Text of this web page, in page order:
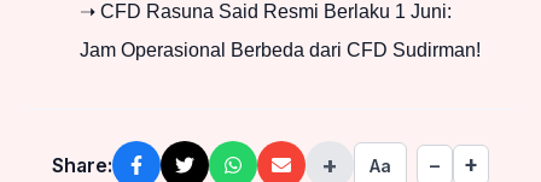
➝ CFD Rasuna Said Resmi Berlaku 1 Juni:
Jam Operasional Berbeda dari CFD Sudirman!
Share: + Aa − +